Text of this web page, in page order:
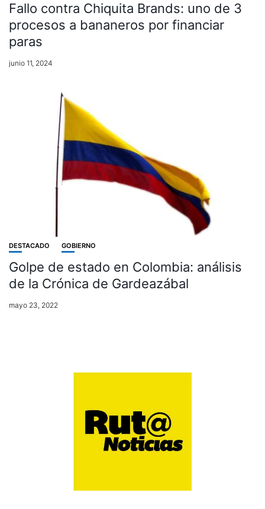
Fallo contra Chiquita Brands: uno de 3
procesos a bananeros por financiar
paras
junio 11, 2024
DESTACADO GOBIERNO
Golpe de estado en Colombia: análisis
de la Crónica de Gardeazábal
mayo 23, 2022